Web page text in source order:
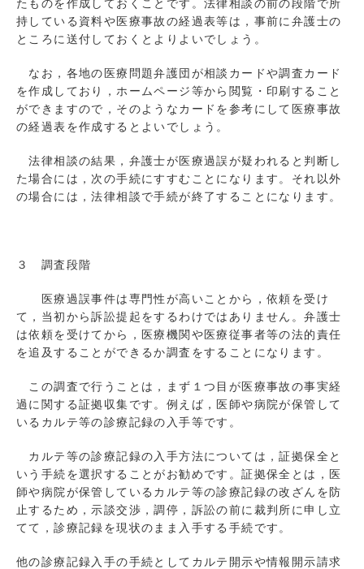
たものを作成しておくことです。法律相談の前の段階で所
持している資料や医療事故の経過表等は，事前に弁護士の
ところに送付しておくとよりよいでしょう。
なお，各地の医療問題弁護団が相談カードや調査カード
を作成しており，ホームページ等から閲覧・印刷すること
ができますので，そのようなカードを参考にして医療事故
の経過表を作成するとよいでしょう。
法律相談の結果，弁護士が医療過誤が疑われると判断し
た場合には，次の手続にすすむことになります。それ以外
の場合には，法律相談で手続が終了することになります。
３ 調査段階
医療過誤事件は専門性が高いことから，依頼を受け
て，当初から訴訟提起をするわけではありません。弁護士
は依頼を受けてから，医療機関や医療従事者等の法的責任
を追及することができるか調査をすることになります。
この調査で行うことは，まず１つ目が医療事故の事実経
過に関する証拠収集です。例えば，医師や病院が保管して
いるカルテ等の診療記録の入手等です。
カルテ等の診療記録の入手方法については，証拠保全と
いう手続を選択することがお勧めです。証拠保全とは，医
師や病院が保管しているカルテ等の診療記録の改ざんを防
止するため，示談交渉，調停，訴訟の前に裁判所に申し立
てて，診療記録を現状のまま入手する手続です。
他の診療記録入手の手続としてカルテ開示や情報開示請求